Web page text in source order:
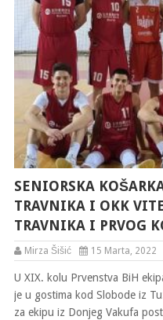
SENIORSKA
TRAVNIKA I OKK
TRAVNIKA I PRVOG
Mirza Šišić 15 Marta, 2022
U XIX. kolu Prvenstva BiH
je u gostima kod Slobode iz
za ekipu iz Donjeg Vakufa